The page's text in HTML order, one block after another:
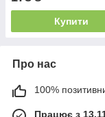
Купити
Про нас
100%
Працює з